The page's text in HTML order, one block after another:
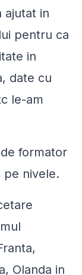
ajutat in
pentru ca
in
date cu
le-am
formator
pe nivele.
Olanda in